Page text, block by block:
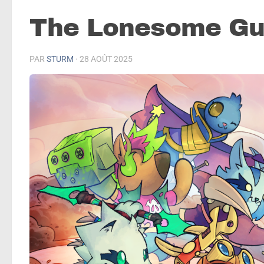
The Lonesome
PAR STURM · 28 AOÛT 2025